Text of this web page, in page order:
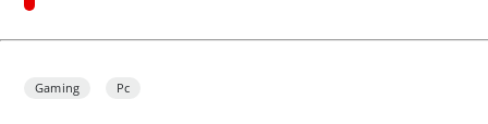
Gaming Pc